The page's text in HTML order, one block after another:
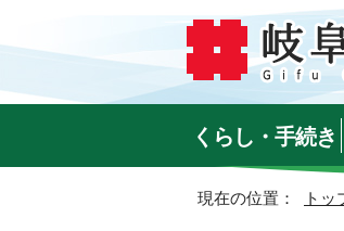
くらし・手続き
現在の位置： トッ